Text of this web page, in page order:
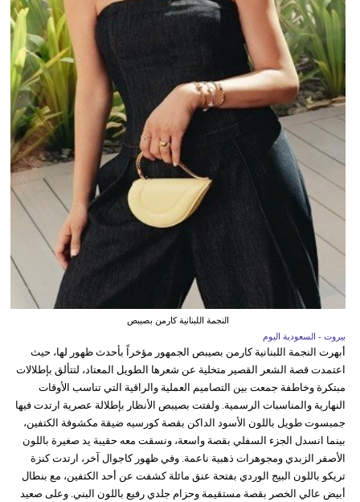
النجمة اللبنانية كارمن بصيبص
بيروت - السعودية اليوم
أبهرت النجمة اللبنانية كارمن بصيبص الجمهور مؤخراً بأحدث ظهور لها، حيث
اعتمدت قصة الشعر القصير متخلية عن شعرها الطويل المعتاد، لتتألق بإطلالات
مبتكرة وخاطفة جمعت بين التصاميم العملية والراقية التي تناسب الأوقات
النهارية والمناسبات الرسمية. ولفتت بصيبص الأنظار بإطلالة عصرية ارتدت فيها
جمبسوت طويل باللون الأسود الداكن بقصة كورسيه ضيقة مكشوفة الكتفين،
بينما انسدل الجزء السفلي بقصة واسعة، ونسقت معه حقيبة يد صغيرة باللون
الأصفر الزبدي ومجوهرات ذهبية ناعمة. وفي ظهور كاجوال آخر، ارتدت كنزة
تريكو باللون البيج الوردي بفتحة عنق مائلة كشفت عن أحد الكتفين، مع بنطال
أبيض عالي الخصر بقصة مستقيمة وحزام جلدي رفيع باللون البني. وعلى صعيد